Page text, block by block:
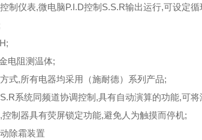
制仪表,微电脑P.I.D控制S.S.R输出运行,可设定
电阻测温体;
式,所有电器均采用（施耐德）系列产品;
系统同频道协调控制,具有自动演算的功能,可
制器具有荧屏锁定功能,避免人为触摸而停机;
除霜装置